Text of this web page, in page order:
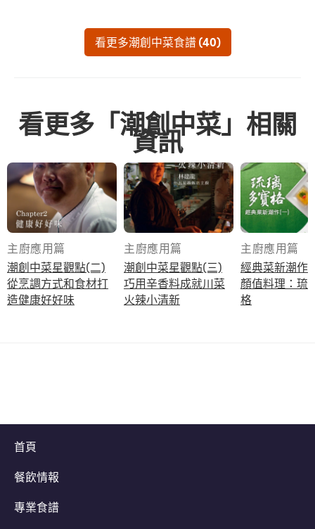
看更多潮創中菜食譜 (40)
看更多「潮創中菜」相關
資訊
主廚應用篇
潮創中菜星觀點(二)
從烹調方式和食材打
造健康好好味
主廚應用篇
潮創中菜星觀點(三)
巧用辛香料成就川菜
火辣小清新
主廚應用篇
經典菜新潮作
顏值料理：琉
格
首頁
餐飲情報
專業食譜